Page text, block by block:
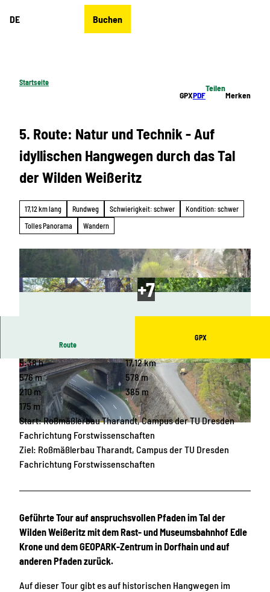
DE Buchen
Startseite
GPXPDF
Teilen
Merken
5. Route: Natur und Technik - Auf
idyllischen Hangwegen durch das Tal
der Wilden Weißeritz
17,12 km lang Rundweg Schwierigkeit: schwer
Kondition: schwer
Tolles Panorama
Wandern
© Tilo Harder, Stadt Freital |CC-BY-SA © Alexander Jäkel, Gunter Fichte |CC-BY-ND
Route
GPX
5:38 h
17,12 km
576 m
578 m
210 m
385 m
175 m
Start: Roßmäßlerbau Tharandt, Campus der TU Dresden
Fachrichtung Forstwissenschaften
Ziel: Roßmäßlerbau Tharandt, Campus der TU Dresden
Fachrichtung Forstwissenschaften
Geführte Tour auf anspruchsvollen Pfaden im Tal der
Wilden Weißeritz mit dem Rast- und Museumsbahnhof Edle
Krone und dem GEOPARK-Zentrum in Dorfhain und auf
anderen Pfaden zurück.
Auf dieser Tour gibt es auf historischen Hangwegen im